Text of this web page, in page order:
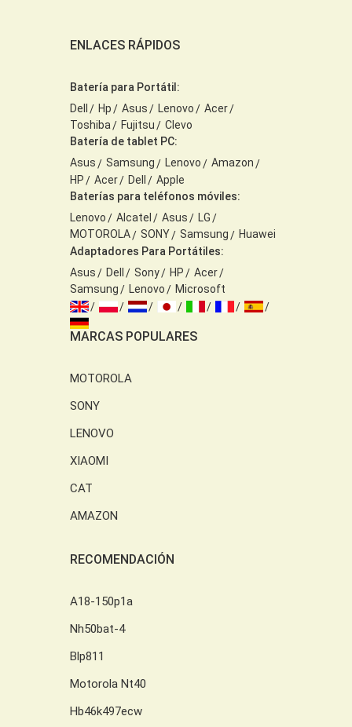
ENLACES RÁPIDOS
Batería para Portátil:
Dell
Hp Asus Lenovo
Acer
Toshiba
Fujitsu
Clevo
Batería de tablet PC:
Asus
Samsung Lenovo
Amazon
HP
Acer Dell
Apple
Baterías para teléfonos móviles:
Lenovo
Alcatel Asus
LG
MOTOROLA
SONY Samsung
Huawei
Adaptadores Para Portátiles:
Asus
Dell Sony HP
Acer
Samsung
Lenovo Microsoft
MARCAS POPULARES
MOTOROLA
SONY
LENOVO
XIAOMI
CAT
AMAZON
RECOMENDACIÓN
A18-150p1a
Nh50bat-4
Blp811
Motorola Nt40
Hb46k497ecw